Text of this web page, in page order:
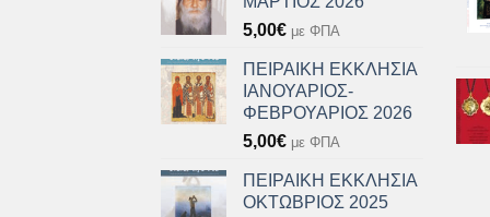
5,00€ με ΦΠΑ
ΠΕΙΡΑΙΚΗ ΕΚΚΛΗΣΙΑ
ΙΑΝΟΥΑΡΙΟΣ-
ΦΕΒΡΟΥΑΡΙΟΣ 2026
5,00€ με ΦΠΑ
ΠΕΙΡΑΙΚΗ ΕΚΚΛΗΣΙΑ
ΟΚΤΩΒΡΙΟΣ 2025